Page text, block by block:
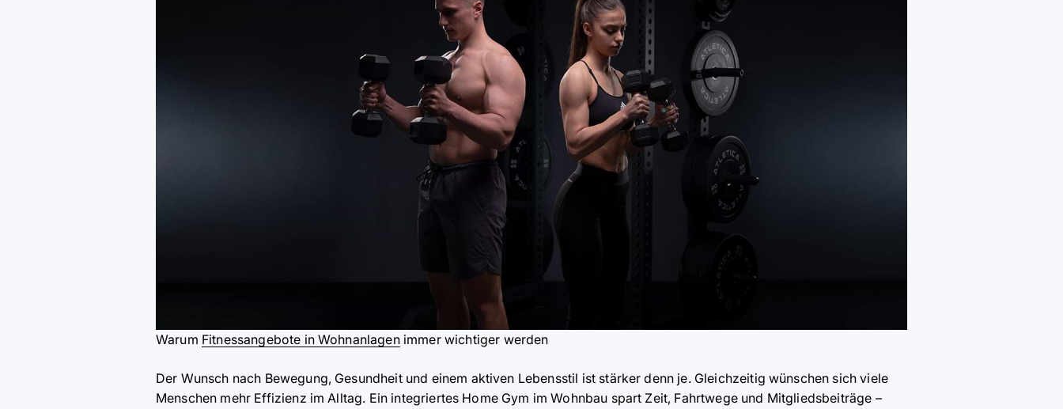
Warum Fitnessangebote in Wohnanlagenimmer wichtiger werden
Der Wunsch nach Bewegung, Gesundheit und einem aktiven Lebensstil ist stärker denn je. Gleichzeitig wünschen sich viele
Menschen mehr Effizienz im Alltag. Ein integriertes Home Gym im Wohnbau spart Zeit, Fahrtwege und Mitgliedsbeiträge –